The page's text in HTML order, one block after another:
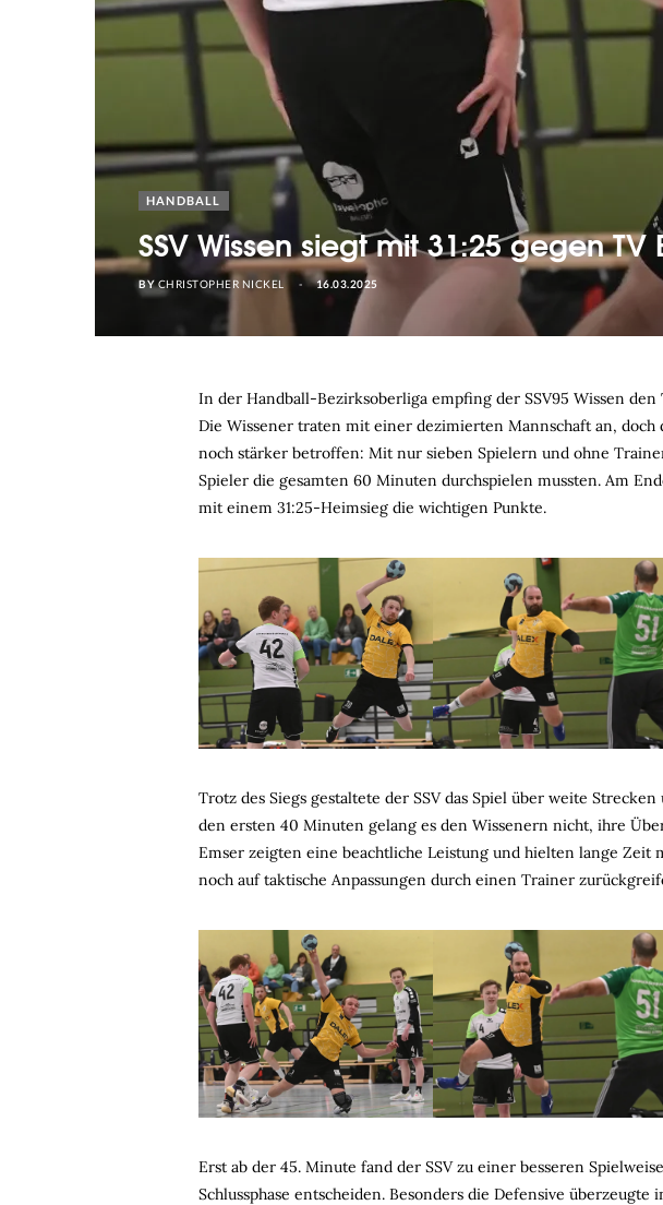
HANDBALL
SSV Wissen siegt mit 31:25 gegen
BY CHRISTOPHER NICKEL 16.03.2025
In der Handball-Bezirksoberliga empfing der SSV95 Wissen den
Die Wissener traten mit einer dezimierten Mannschaft an, doch
noch stärker betroffen: Mit nur sieben Spielern und ohne
Spieler die gesamten 60 Minuten durchspielen mussten. Am
mit einem 31:25-Heimsieg die wichtigen Punkte.
Trotz des Siegs gestaltete der SSV das Spiel über weite
den ersten 40 Minuten gelang es den Wissenern nicht, ihre
Emser zeigten eine beachtliche Leistung und hielten lange Zeit
noch auf taktische Anpassungen durch einen Trainer
Erst ab der 45. Minute fand der SSV zu einer besseren
Schlussphase entscheiden. Besonders die Defensive